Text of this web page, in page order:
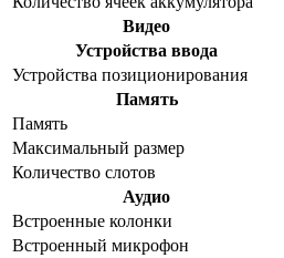
Видео
Устройства ввода
Устройства позиционирования
Память
Память
Максимальный размер
Количество слотов
Аудио
Встроенные колонки
Встроенный микрофон